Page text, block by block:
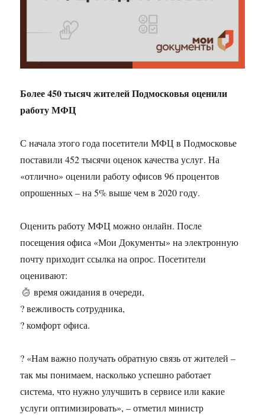
Более 450 тысяч жителей Подмосковья оценили
работу МФЦ
С начала этого года посетители МФЦ в Подмосковье
поставили 452 тысячи оценок качества услуг. На
«отлично» оценили работу офисов 96 процентов
опрошенных – на 5% выше чем в 2020 году.
Оценить работу МФЦ можно онлайн. После
посещения офиса «Мои Документы» на электронную
почту приходит ссылка на опрос. Посетители
оценивают:
время ожидания в очереди,
? вежливость сотрудника,
? комфорт офиса.
? «Нам важно получать обратную связь от жителей –
так мы понимаем, насколько успешно работает
система, что нужно улучшить в сервисе или какие
услуги оптимизировать», – отметил министр